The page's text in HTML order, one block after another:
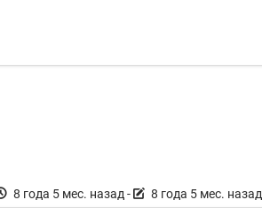
8 года 5 мес. назад - 8 года 5 мес. назад